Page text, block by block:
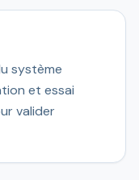
système
et essai
valider